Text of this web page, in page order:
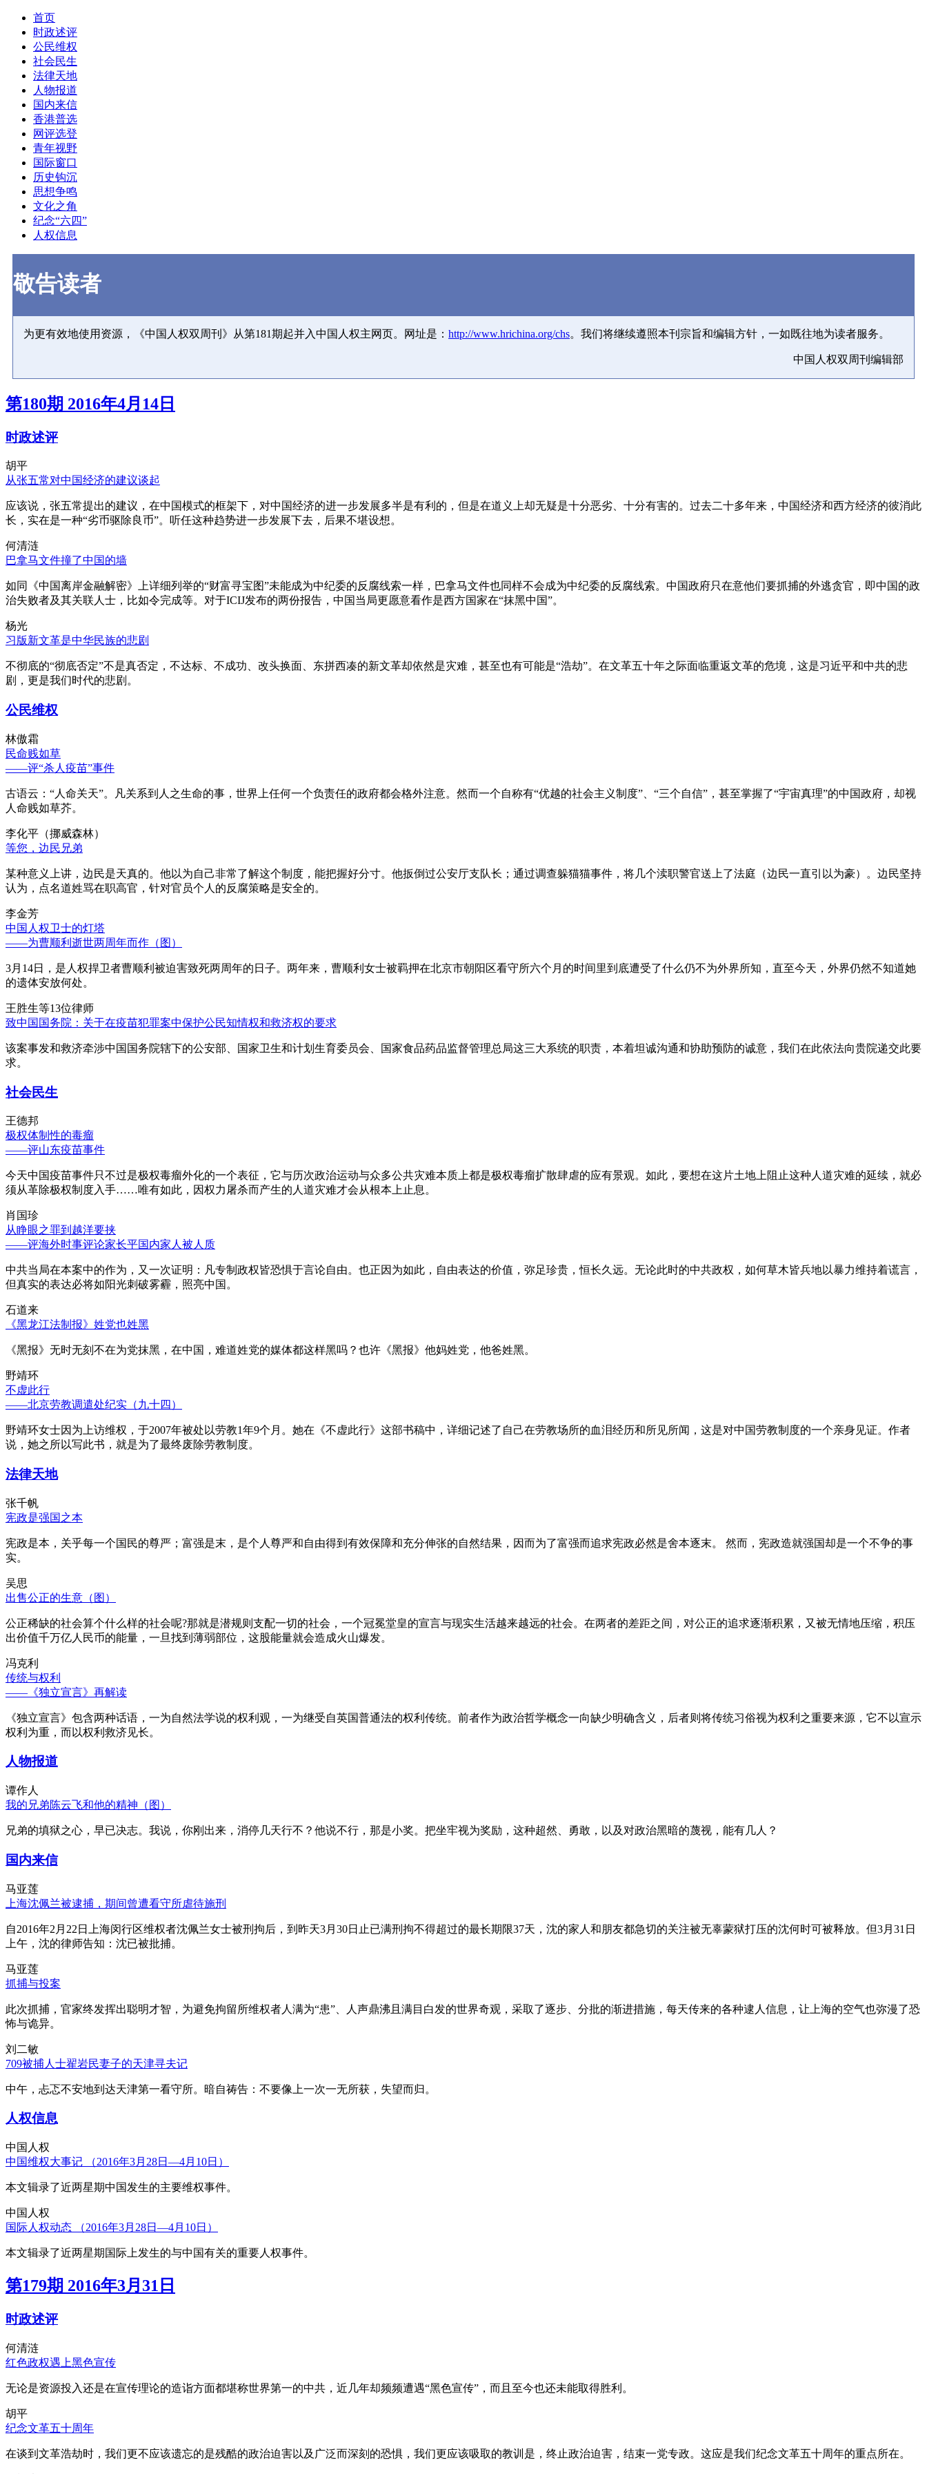
首页
时政述评
公民维权
社会民生
法律天地
人物报道
国内来信
香港普选
网评选登
青年视野
国际窗口
历史钩沉
思想争鸣
文化之角
纪念“六四”
人权信息
敬告读者
为更有效地使用资源，《中国人权双周刊》从第181期起并入中国人权主网页。网址是： http://www.hrichina.org/chs。我们将继续遵照本刊宗旨和编辑方针，一如既往地为读者服务。
中国人权双周刊编辑部
第180期 2016年4月14日
时政述评
胡平
从张五常对中国经济的建议谈起
应该说，张五常提出的建议，在中国模式的框架下，对中国经济的进一步发展多半是有利的，但是在道义上却无疑是十分恶劣、十分有害的。过去二十多年来，中国经济和西方经济的彼消此
长，实在是一种“劣币驱除良币”。听任这种趋势进一步发展下去，后果不堪设想。
何清涟
巴拿马文件撞了中国的墙
如同《中国离岸金融解密》上详细列举的“财富寻宝图”未能成为中纪委的反腐线索一样，巴拿马文件也同样不会成为中纪委的反腐线索。中国政府只在意他们要抓捕的外逃贪官，即中国的政
治失败者及其关联人士，比如令完成等。对于ICIJ发布的两份报告，中国当局更愿意看作是西方国家在“抹黑中国”。
杨光
习版新文革是中华民族的悲剧
不彻底的“彻底否定”不是真否定，不达标、不成功、改头换面、东拼西凑的新文革却依然是灾难，甚至也有可能是“浩劫”。在文革五十年之际面临重返文革的危境，这是习近平和中共的悲
剧，更是我们时代的悲剧。
公民维权
林傲霜
民命贱如草
——评“杀人疫苗”事件
古语云：“人命关天”。凡关系到人之生命的事，世界上任何一个负责任的政府都会格外注意。然而一个自称有“优越的社会主义制度”、“三个自信”，甚至掌握了“宇宙真理”的中国政府，却视
人命贱如草芥。
李化平（挪威森林）
等您，边民兄弟
某种意义上讲，边民是天真的。他以为自己非常了解这个制度，能把握好分寸。他扳倒过公安厅支队长；通过调查躲猫猫事件，将几个渎职警官送上了法庭（边民一直引以为豪）。边民坚持
认为，点名道姓骂在职高官，针对官员个人的反腐策略是安全的。
李金芳
中国人权卫士的灯塔
——为曹顺利逝世两周年而作（图）
3月14日，是人权捍卫者曹顺利被迫害致死两周年的日子。两年来，曹顺利女士被羁押在北京市朝阳区看守所六个月的时间里到底遭受了什么仍不为外界所知，直至今天，外界仍然不知道她
的遗体安放何处。
王胜生等13位律师
致中国国务院：关于在疫苗犯罪案中保护公民知情权和救济权的要求
该案事发和救济牵涉中国国务院辖下的公安部、国家卫生和计划生育委员会、国家食品药品监督管理总局这三大系统的职责，本着坦诚沟通和协助预防的诚意，我们在此依法向贵院递交此要
求。
社会民生
王德邦
极权体制性的毒瘤
——评山东疫苗事件
今天中国疫苗事件只不过是极权毒瘤外化的一个表征，它与历次政治运动与众多公共灾难本质上都是极权毒瘤扩散肆虐的应有景观。如此，要想在这片土地上阻止这种人道灾难的延续，就必
须从革除极权制度入手……唯有如此，因权力屠杀而产生的人道灾难才会从根本上止息。
肖国珍
从睁眼之罪到越洋要挟
——评海外时事评论家长平国内家人被人质
中共当局在本案中的作为，又一次证明：凡专制政权皆恐惧于言论自由。也正因为如此，自由表达的价值，弥足珍贵，恒长久远。无论此时的中共政权，如何草木皆兵地以暴力维持着谎言，
但真实的表达必将如阳光刺破雾霾，照亮中国。
石道来
《黑龙江法制报》姓党也姓黑
《黑报》无时无刻不在为党抹黑，在中国，难道姓党的媒体都这样黑吗？也许《黑报》他妈姓党，他爸姓黑。
野靖环
不虚此行
——北京劳教调遣处纪实（九十四）
野靖环女士因为上访维权，于2007年被处以劳教1年9个月。她在《不虚此行》这部书稿中，详细记述了自己在劳教场所的血泪经历和所见所闻，这是对中国劳教制度的一个亲身见证。作者
说，她之所以写此书，就是为了最终废除劳教制度。
法律天地
张千帆
宪政是强国之本
宪政是本，关乎每一个国民的尊严；富强是末，是个人尊严和自由得到有效保障和充分伸张的自然结果，因而为了富强而追求宪政必然是舍本逐末。 然而，宪政造就强国却是一个不争的事
实。
吴思
出售公正的生意（图）
公正稀缺的社会算个什么样的社会呢?那就是潜规则支配一切的社会，一个冠冕堂皇的宣言与现实生活越来越远的社会。在两者的差距之间，对公正的追求逐渐积累，又被无情地压缩，积压
出价值千万亿人民币的能量，一旦找到薄弱部位，这股能量就会造成火山爆发。
冯克利
传统与权利
——《独立宣言》再解读
《独立宣言》包含两种话语，一为自然法学说的权利观，一为继受自英国普通法的权利传统。前者作为政治哲学概念一向缺少明确含义，后者则将传统习俗视为权利之重要来源，它不以宣示
权利为重，而以权利救济见长。
人物报道
谭作人
我的兄弟陈云飞和他的精神（图）
兄弟的填狱之心，早已决志。我说，你刚出来，消停几天行不？他说不行，那是小奖。把坐牢视为奖励，这种超然、勇敢，以及对政治黑暗的蔑视，能有几人？
国内来信
马亚莲
上海沈佩兰被逮捕，期间曾遭看守所虐待施刑
自2016年2月22日上海闵行区维权者沈佩兰女士被刑拘后，到昨天3月30日止已满刑拘不得超过的最长期限37天，沈的家人和朋友都急切的关注被无辜蒙狱打压的沈何时可被释放。但3月31日
上午，沈的律师告知：沈已被批捕。
马亚莲
抓捕与投案
此次抓捕，官家终发挥出聪明才智，为避免拘留所维权者人满为“患”、人声鼎沸且满目白发的世界奇观，采取了逐步、分批的渐进措施，每天传来的各种逮人信息，让上海的空气也弥漫了恐
怖与诡异。
刘二敏
709被捕人士翟岩民妻子的天津寻夫记
中午，忐忑不安地到达天津第一看守所。暗自祷告：不要像上一次一无所获，失望而归。
人权信息
中国人权
中国维权大事记 （2016年3月28日—4月10日）
本文辑录了近两星期中国发生的主要维权事件。
中国人权
国际人权动态 （2016年3月28日—4月10日）
本文辑录了近两星期国际上发生的与中国有关的重要人权事件。
第179期 2016年3月31日
时政述评
何清涟
红色政权遇上黑色宣传
无论是资源投入还是在宣传理论的造诣方面都堪称世界第一的中共，近几年却频频遭遇“黑色宣传”，而且至今也还未能取得胜利。
胡平
纪念文革五十周年
在谈到文革浩劫时，我们更不应该遗忘的是残酷的政治迫害以及广泛而深刻的恐惧，我们更应该吸取的教训是，终止政治迫害，结束一党专政。这应是我们纪念文革五十周年的重点所在。